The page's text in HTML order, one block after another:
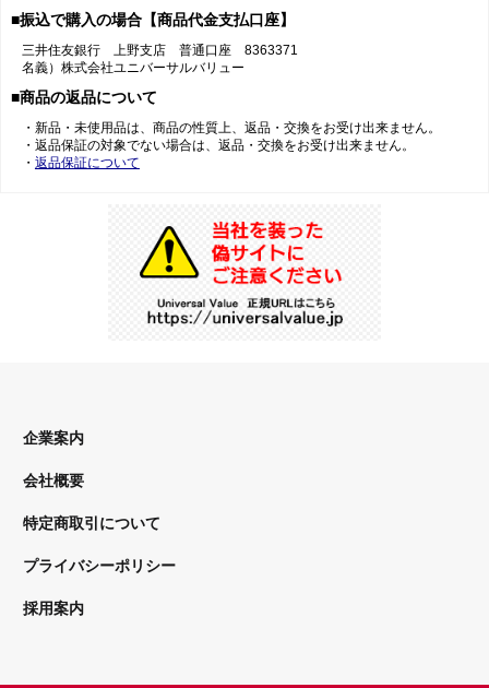
■振込で購入の場合【商品代金支払口座】
三井住友銀行 上野支店 普通口座 8363371
名義）株式会社ユニバーサルバリュー
■商品の返品について
・新品・未使用品は、商品の性質上、返品・交換をお受け出来ません。
・返品保証の対象でない場合は、返品・交換をお受け出来ません。
・ 返品保証について
企業案内
会社概要
特定商取引について
プライバシーポリシー
採用案内